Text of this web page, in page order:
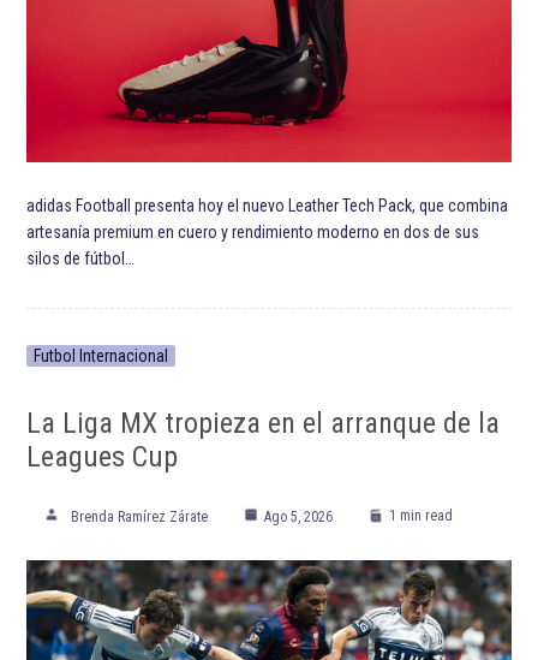
adidas Football presenta hoy el nuevo Leather Tech Pack, que combina
artesanía premium en cuero y rendimiento moderno en dos de sus
silos de fútbol…
Futbol Internacional
La Liga MX tropieza en el arranque de la
Leagues Cup
Brenda Ramírez Zárate Ago 5, 2026 1 min read